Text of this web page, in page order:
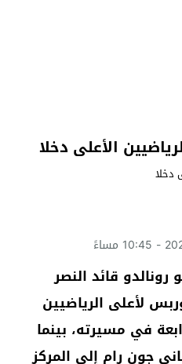
الأعلى دخلا
رونالدو قائد النصر
لأعلى الرياضيين
في مسيرته، بينما
جون رام إلى المركز